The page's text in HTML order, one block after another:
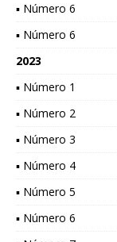
▪ Número 6
▪ Número 6
2023
▪ Número 1
▪ Número 2
▪ Número 3
▪ Número 4
▪ Número 5
▪ Número 6